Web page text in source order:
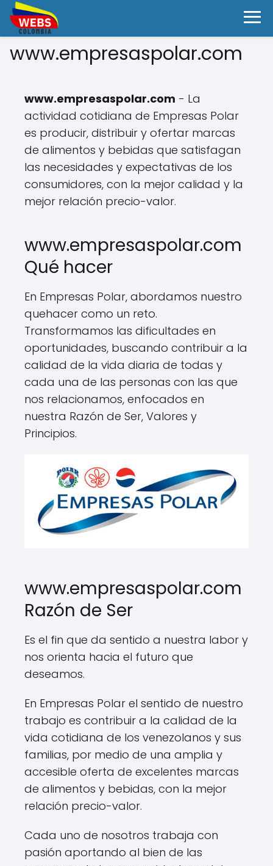
www.empresaspolar.com
www.empresaspolar.com - La
actividad cotidiana de Empresas Polar
es producir, distribuir y ofertar marcas
de alimentos y bebidas que satisfagan
las necesidades y expectativas de los
consumidores, con la mejor calidad y la
mejor relación precio-valor.
www.empresaspolar.com
Qué hacer
En Empresas Polar, abordamos nuestro
quehacer como un reto.
Transformamos las dificultades en
oportunidades, buscando contribuir a la
calidad de la vida diaria de todas y
cada una de las personas con las que
nos relacionamos, enfocados en
nuestra Razón de Ser, Valores y
Principios.
www.empresaspolar.com
Razón de Ser
Es el fin que da sentido a nuestra labor y
nos orienta hacia el futuro que
deseamos.
En Empresas Polar el sentido de nuestro
trabajo es contribuir a la calidad de la
vida cotidiana de los venezolanos y sus
familias, por medio de una amplia y
accesible oferta de excelentes marcas
de alimentos y bebidas, con la mejor
relación precio-valor.
Cada uno de nosotros trabaja con
pasión aportando al bien de las